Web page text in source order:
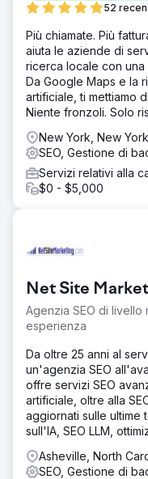
52
Più chiamate. Più
aiuta le aziende di
ricerca locale con una
Da Google Maps e la
artificiale, ti mettiamo
Niente fronzoli. Solo
New York, New
SEO, Gestione di
Servizi relativi alla
$0 - $5,000
Net Site
Agenzia SEO di livello
esperienza
Da oltre 25 anni al
un'agenzia SEO
offre servizi SEO
artificiale, oltre alla
aggiornati sulle ultime
sull'IA, SEO LLM,
Asheville, North
SEO, Gestione di